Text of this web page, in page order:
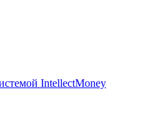
IntellectMoney